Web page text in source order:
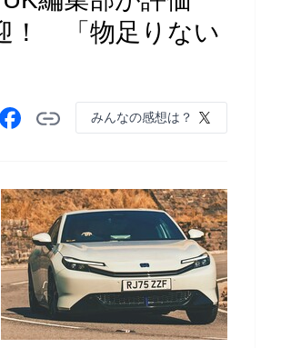
！ 「物足りない
みんなの感想は？